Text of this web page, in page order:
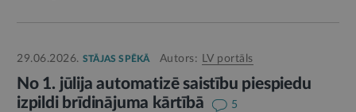
29.06.2026. STĀJAS SPĒKĀ Autors: LV portāls
No 1. jūlija automatizē saistību piespiedu
izpildi brīdinājuma kārtībā
5